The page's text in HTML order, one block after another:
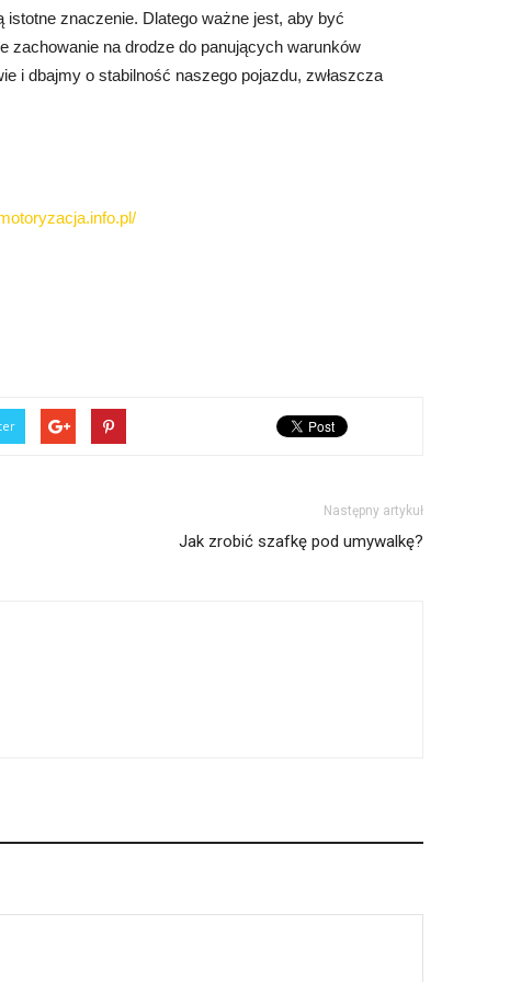
znaczenie. Dlatego ważne jest, aby być
na drodze do panujących warunków
i dbajmy o stabilność naszego pojazdu, zwłaszcza
Następny artykuł
Jak zrobić szafkę pod umywalkę?